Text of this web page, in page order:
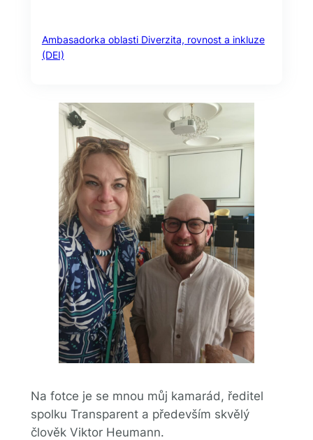
Ambasadorka oblasti Diverzita, rovnost a inkluze
(DEI)
Na fotce je se mnou můj kamarád, ředitel
spolku Transparent a především skvělý
člověk Viktor Heumann.